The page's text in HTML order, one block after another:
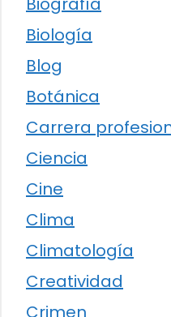
Biología
Blog
Botánica
Carrera
Ciencia
Cine
Clima
Climatología
Creatividad
Crimen